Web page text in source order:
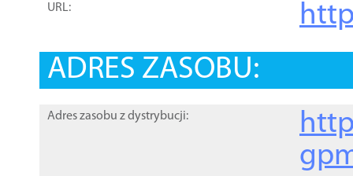
URL:
ADRES ZASOBU:
Adres zasobu z dystrybucji: